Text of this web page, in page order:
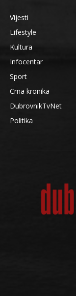
Vijesti
Lifestyle
Kultura
Infocentar
Sport
Crna kronika
DubrovnikTvNet
Politika